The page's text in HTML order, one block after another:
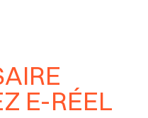
E-RÉEL